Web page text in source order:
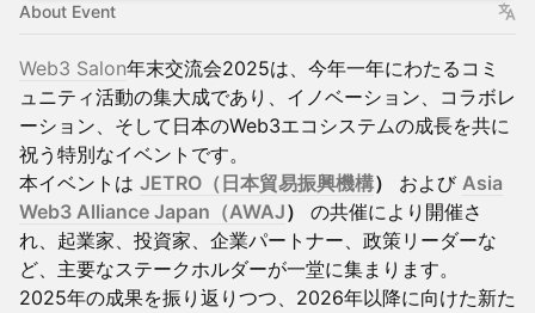
About Event
Web3 Salon年末交流会2025は、今年一年にわたるコミ
ュニティ活動の集大成であり、イノベーション、コラボレ
ーション、そして日本のWeb3エコシステムの成長を共に
祝う特別なイベントです。
本イベントは JETRO（日本貿易振興機構） および Asia
Web3 Alliance Japan（AWAJ）
の共催により開催さ
れ、起業家、投資家、企業パートナー、政策リーダーな
ど、主要なステークホルダーが一堂に集まります。
2025年の成果を振り返りつつ、2026年以降に向けた新た